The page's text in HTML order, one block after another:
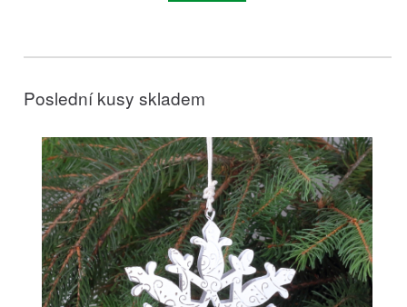
Poslední kusy skladem